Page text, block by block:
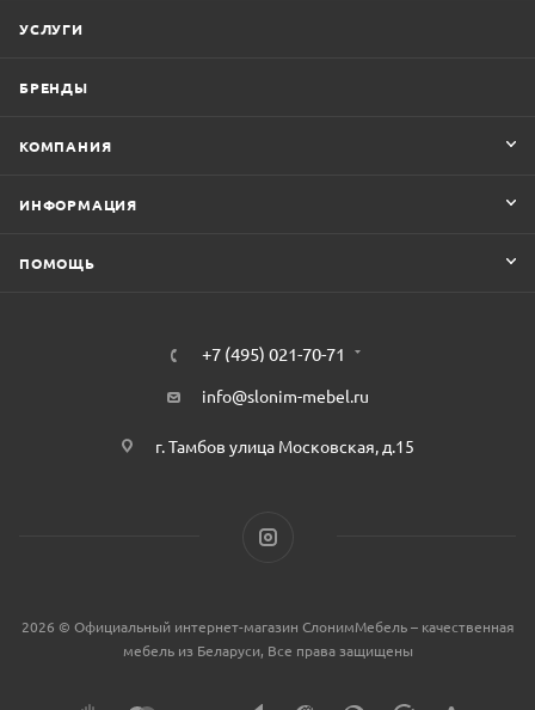
УСЛУГИ
БРЕНДЫ
КОМПАНИЯ
ИНФОРМАЦИЯ
ПОМОЩЬ
+7 (495) 021-70-71
info@slonim-mebel.ru
г. Тамбов улица Московская, д.15
2026 © Официальный интернет-магазин СлонимМебель – качественная
мебель из Беларуси, Все права защищены